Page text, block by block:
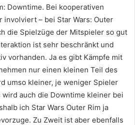
Downtime. Bei kooperativen
involviert – bei Star Wars: Outer
die Spielzüge der Mitspieler so gut
ist sehr beschränkt und
vorhanden. Ja es gibt Kämpfe mit
nur einen kleinen Teil des
umso kleiner, je weniger Spieler
auch die Downtime kleiner bei
ich Star Wars Outer Rim ja
Zu Zweit ist aber ebenfalls